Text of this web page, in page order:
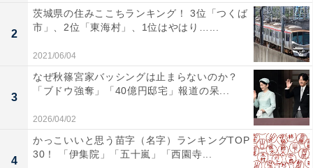
第1位：アイリスオーヤマ
1位となった「アイリスオーヤマ」も、本社を宮城県仙
台市に置く企業。生活用品を中心に販売しています。
1971年の創立以来順調に成長を続け、2021年の時点で資
2
茨城県の住みここちランキング！ 3位「つくば
市」、2位「東海村」、1位はやはり…...
2021/06/04
3
なぜ秋篠宮家バッシングは止まらないのか？
「ブドウ強奪」「40億円邸宅」報道の呆...
2026/04/02
4
かっこいいと思う苗字（名字）ランキングTOP
30！ 「伊集院」「五十嵐」「西園寺...